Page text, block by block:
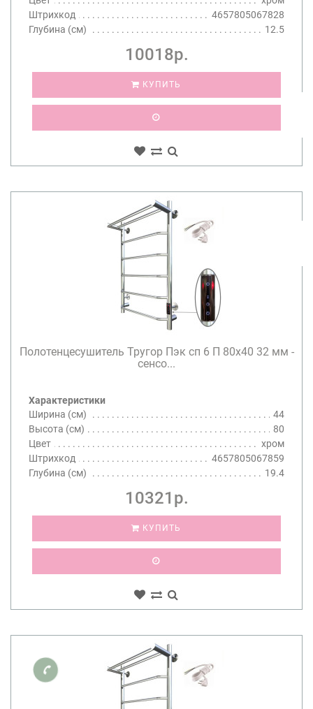
Штрихкод
4657805067828
Глубина (см)
12.5
10018р.
КУПИТЬ
Полотенцесушитель Тругор Пэк сп 6 П 80х40 32 мм -
сенсо...
Характеристики
Ширина (см)
44
Высота (см)
80
Цвет
хром
Штрихкод
4657805067859
Глубина (см)
19.4
10321р.
КУПИТЬ